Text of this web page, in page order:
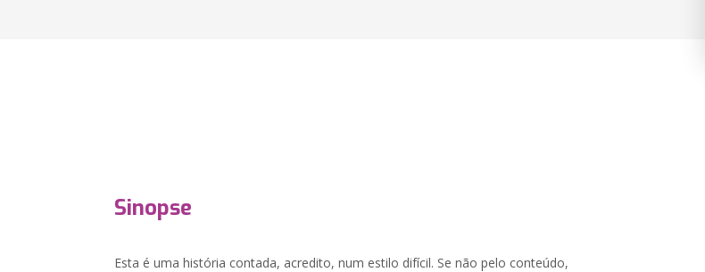
Sinopse
Esta é uma história contada, acredito, num estilo difícil. Se não pelo conteúdo,